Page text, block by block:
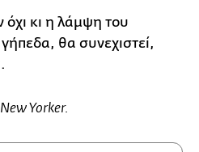
όχι κι η λάμψη του
θα συνεχιστεί,
Yorker.